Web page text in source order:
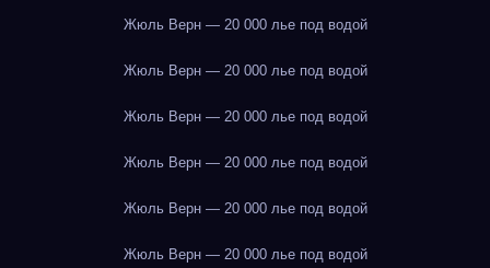
Жюль Верн — 20 000 лье под водой
Жюль Верн — 20 000 лье под водой
Жюль Верн — 20 000 лье под водой
Жюль Верн — 20 000 лье под водой
Жюль Верн — 20 000 лье под водой
Жюль Верн — 20 000 лье под водой